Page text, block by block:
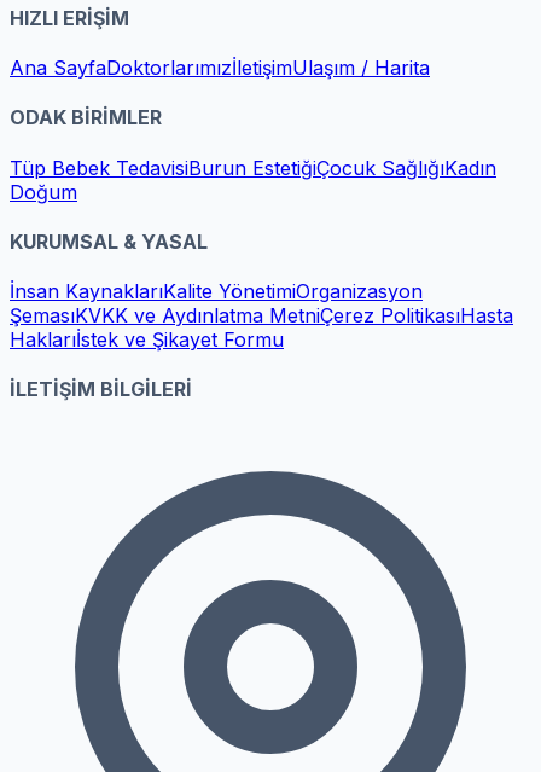
HIZLI ERİŞİM
Ana SayfaDoktorlarımızİletişimUlaşım / Harita
ODAK BİRİMLER
Tüp Bebek TedavisiBurun EstetiğiÇocuk SağlığıKadın
Doğum
KURUMSAL & YASAL
İnsan KaynaklarıKalite YönetimiOrganizasyon
ŞemasıKVKK ve Aydınlatma MetniÇerez PolitikasıHasta
Haklarıİstek ve Şikayet Formu
İLETİŞİM BİLGİLERİ